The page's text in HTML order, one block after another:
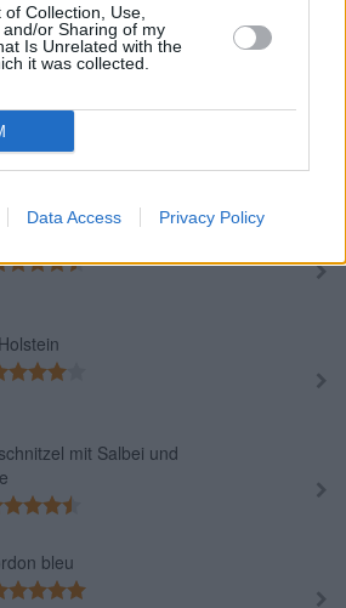
Collection, Use,
or Sharing of my
Is Unrelated with the
it was collected.
Data Access Privacy Policy
mit Schinken und
mit
Schnitzel
mit Salbei und
bleu